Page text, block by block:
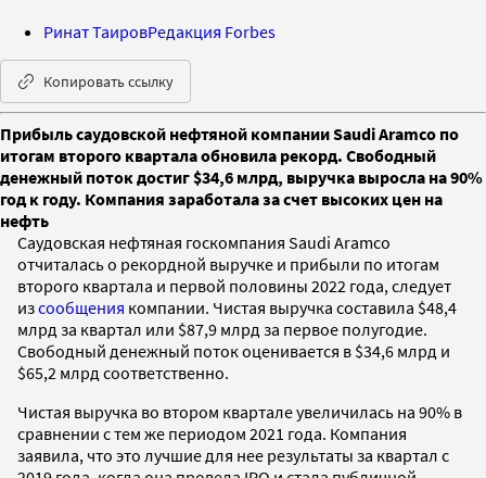
Ринат ТаировРедакция Forbes
Копировать ссылку
Прибыль саудовской нефтяной компании Saudi Aramco по
итогам второго квартала обновила рекорд. Свободный
денежный поток достиг $34,6 млрд, выручка выросла на 90%
год к году. Компания заработала за счет высоких цен на
нефть
Саудовская нефтяная госкомпания Saudi Aramco
отчиталась о рекордной выручке и прибыли по итогам
второго квартала и первой половины 2022 года, следует
изсообщения компании. Чистая выручка составила $48,4
млрд за квартал или $87,9 млрд за первое полугодие.
Свободный денежный поток оценивается в $34,6 млрд и
$65,2 млрд соответственно.
Чистая выручка во втором квартале увеличилась на 90% в
сравнении c тем же периодом 2021 года. Компания
заявила, что это лучшие для нее результаты за квартал с